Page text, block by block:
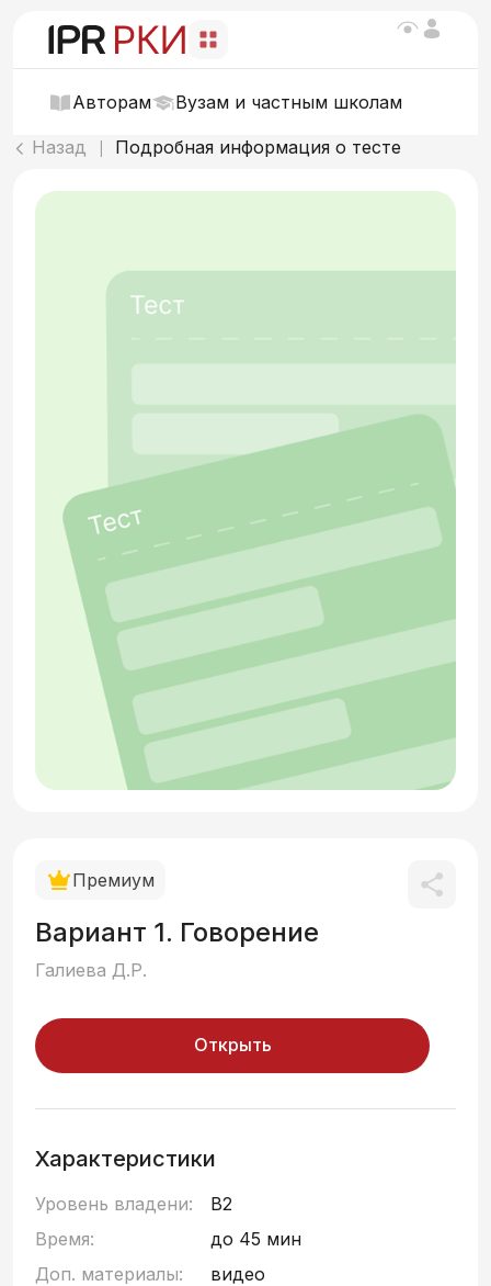
Авторам Вузам и частным школам
Назад Подробная информация о тесте
Премиум
Вариант 1. Говорение
Галиева Д.Р.
Открыть
Характеристики
Уровень владени:
B2
Время:
до 45 мин
Доп. материалы:
видео